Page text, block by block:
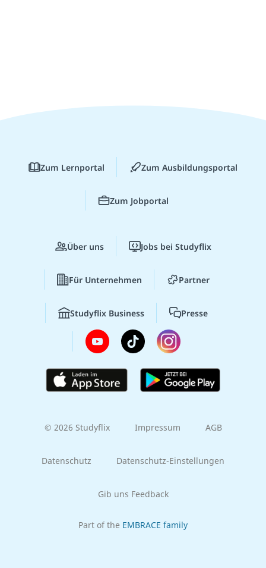
Zum Lernportal Zum Ausbildungsportal
Zum Jobportal
Über uns Jobs bei Studyflix
Für Unternehmen Partner
Studyflix Business Presse
© 2026 Studyflix Impressum AGB
Datenschutz Datenschutz-Einstellungen
Gib uns Feedback
Part of the EMBRACE family